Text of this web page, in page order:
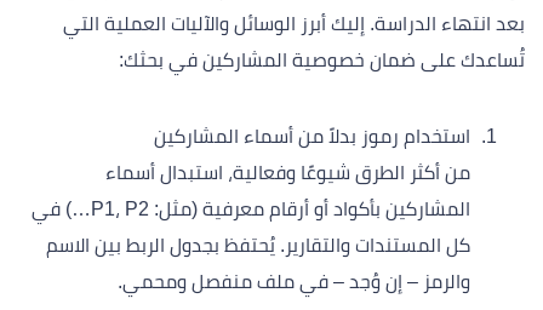
بعد انتهاء الدراسة. إليك أبرز الوسائل والآليات العملية التي
تُساعدك على ضمان خصوصية المشاركين في بحثك:
استخدام رموز بدلاً من أسماء المشاركين
من أكثر الطرق شيوعًا وفعالية، استبدال أسماء
المشاركين بأكواد أو أرقام معرفية (مثل: P1، P2…) في
كل المستندات والتقارير. يُحتفظ بجدول الربط بين الاسم
والرمز – إن وُجد – في ملف منفصل ومحمي.